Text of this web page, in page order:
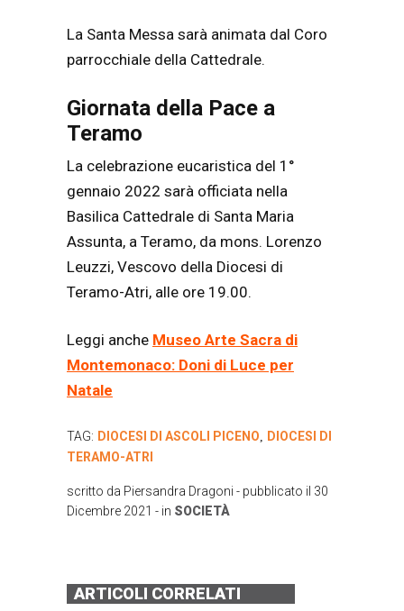
La Santa Messa sarà animata dal Coro
parrocchiale della Cattedrale.
Giornata della Pace a
Teramo
La celebrazione eucaristica del 1°
gennaio 2022 sarà officiata nella
Basilica Cattedrale di Santa Maria
Assunta, a Teramo, da mons. Lorenzo
Leuzzi, Vescovo della Diocesi di
Teramo-Atri, alle ore 19.00.
Leggi anche Museo Arte Sacra di
Montemonaco: Doni di Luce per
Natale
TAG: DIOCESI DI ASCOLI PICENO
DIOCESI DI
TERAMO-ATRI
scritto da Piersandra Dragoni - pubblicato il 30
Dicembre 2021 - in SOCIETÀ
ARTICOLI CORRELATI